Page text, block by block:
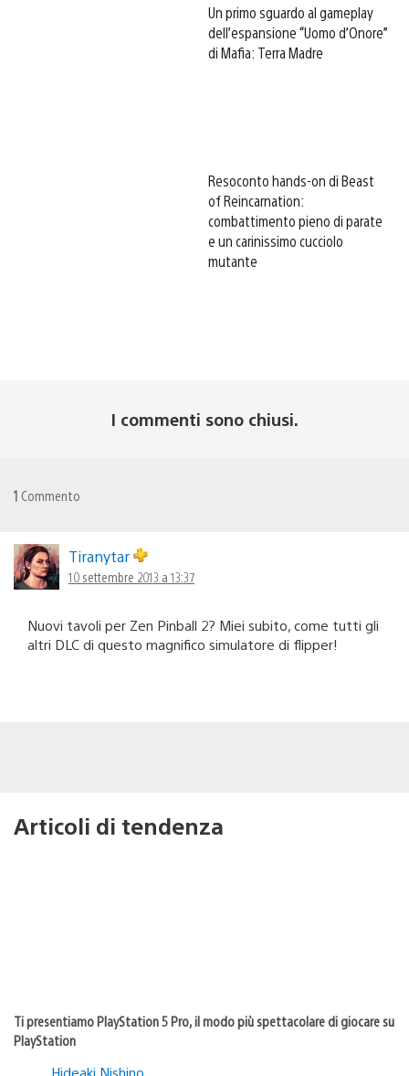
Un primo sguardo al gameplay
dell’espansione “Uomo d’Onore”
di Mafia: Terra Madre
Resoconto hands-on di Beast
of Reincarnation:
combattimento pieno di parate
e un carinissimo cucciolo
mutante
I commenti sono chiusi.
1 Commento
Tiranytar
10 settembre 2013 a 13:37
Nuovi tavoli per Zen Pinball 2? Miei subito, come tutti gli
altri DLC di questo magnifico simulatore di flipper!
Articoli di tendenza
Ti presentiamo PlayStation 5 Pro, il modo più spettacolare di giocare su
PlayStation
Hideaki Nishino